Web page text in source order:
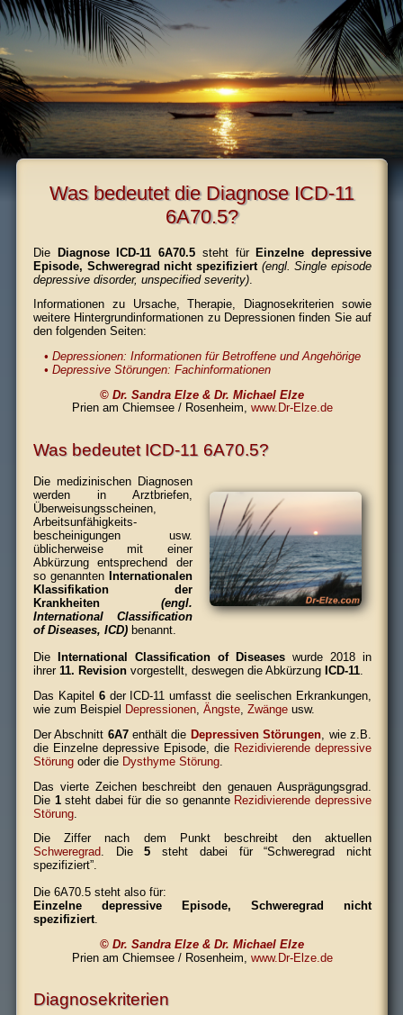
Was bedeutet die Diagnose ICD-11
6A70.5?
Die Diagnose ICD-11 6A70.5 steht fürEinzelne depressive
Episode, Schweregrad nicht spezifiziert (engl. Single episode
depressive disorder, unspecified severity).
Informationen zu Ursache, Therapie, Diagnose­kriterien sowie
weitere Hintergrund­informationen zu Depressionen finden Sie auf
den folgenden Seiten:
• Depressionen: Informationen für Betroffene und Angehörige
• Depressive Störungen: Fachinformationen
© Dr. Sandra Elze & Dr. Michael Elze
Prien am Chiemsee / Rosenheim, www.Dr-Elze.de
Was bedeutet ICD-11 6A70.5?
Die medizinischen Diagnosen
werden in Arztbriefen,
Überweisungs­scheinen,
Arbeits­unfähigkeits­
bescheinigungen usw.
üblicherweise mit einer
Abkürzung entsprechend der
so genannten Internationalen
Klassifikation der
Krankheiten (engl.
International Classification
of Diseases, ICD)benannt.
Die
International Classification of Diseases wurde 2018 in
ihrer 11. Revisionvorgestellt, deswegen die Abkürzung ICD-11.
Das Kapitel 6der ICD-11 umfasst die seelischen Erkrankungen,
wie zum Beispiel Depressionen, Ängste, Zwängeusw.
Der Abschnitt 6A7enthält die Depressiven Störungen , wie z.B.
die Einzelne depressive Episode, die Rezidivierende depressive
Störungoder die Dysthyme Störung.
Das vierte Zeichen beschreibt den genauen Ausprägungsgrad.
Die 1steht dabei für die so genannte Rezidivierende depressive
Störung.
Die Ziffer nach dem Punkt beschreibt den aktuellen
Schweregrad. Die5 steht dabei für “Schweregrad nicht
spezifiziert”.
Die 6A70.5 steht also für:
Einzelne depressive Episode, Schweregrad nicht
spezifiziert.
© Dr. Sandra Elze & Dr. Michael Elze
Prien am Chiemsee / Rosenheim, www.Dr-Elze.de
Diagnosekriterien